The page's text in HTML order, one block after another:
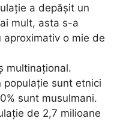
a depășit un
mult, asta s-a
o mie de
multinațional.
populație sunt etnici
sunt musulmani.
de 2,7 milioane